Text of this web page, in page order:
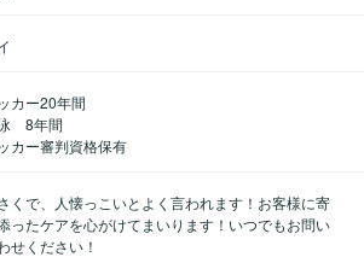
カー20年間
8年間
カー審判資格保有
くで、人懐っこいとよく言われます！お客様に寄
ったケアを心がけてまいります！いつでもお問い
せください！